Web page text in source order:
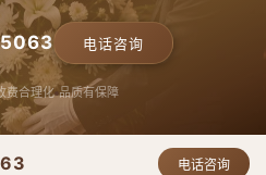
电话咨询
费合理化 品质有保障
电话咨询